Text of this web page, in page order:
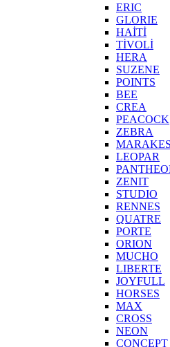
ERIC
GLORIE
HAİTİ
TİVOLİ
HERA
SUZENE
POINTS
BEE
CREA
PEACOCK
ZEBRA
LEOPAR
ZENIT
STUDIO
RENNES
QUATRE
PORTE
ORION
MUCHO
LIBERTE
JOYFULL
HORSES
MAX
CROSS
NEON
CONCEPT